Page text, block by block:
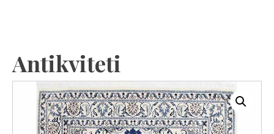
Antikviteti